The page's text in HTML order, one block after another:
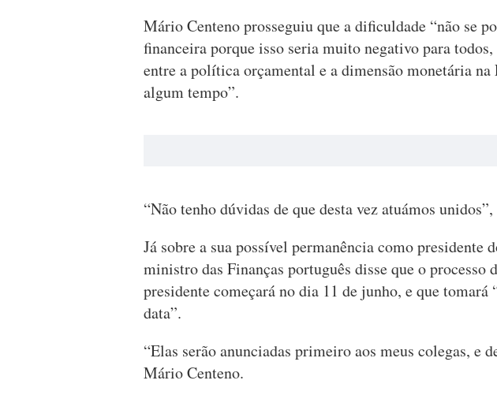
Mário Centeno prosseguiu que a dificuldade “não se
financeira porque isso seria muito negativo para
entre a política orçamental e a dimensão monetária na
algum tempo”.
“Não tenho dúvidas de que desta vez atuámos
Já sobre a sua possível permanência como presidente
ministro das Finanças português disse que o processo
presidente começará no dia 11 de junho, e que tomará
data”.
“Elas serão anunciadas primeiro aos meus colegas, e
Mário Centeno.